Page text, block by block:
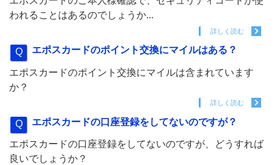
われることはあるのでしょうか...
詳しく読む
エポスカードのポイント交換にマイルはある？
エポスカードのポイント交換にマイルは含まれています
か？
詳しく読む
エポスカードの口座登録をしてないのですが？
エポスカードの口座登録をしてないのですが、どうすれば
良いでしょうか？